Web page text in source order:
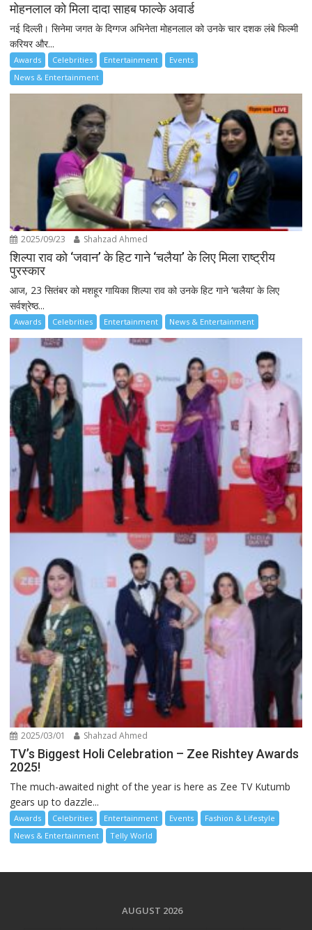
मोहनलाल को मिला दादा साहब फाल्के अवार्ड
नई दिल्ली। सिनेमा जगत के दिग्गज अभिनेता मोहनलाल को उनके चार दशक लंबे फिल्मी
करियर और...
Awards Celebrities Entertainment
Events
News & Entertainment
2025/09/23 Shahzad Ahmed
शिल्पा राव को ‘जवान’ के हिट गाने ‘चलैया’ के लिए मिला राष्ट्रीय
पुरस्कार
आज, 23 सितंबर को मशहूर गायिका शिल्पा राव को उनके हिट गाने ‘चलैया’ के लिए
सर्वश्रेष्ठ...
Awards Celebrities Entertainment News & Entertainment
2025/03/01 Shahzad Ahmed
TV’s Biggest Holi Celebration – Zee Rishtey Awards
2025!
The much-awaited night of the year is here as Zee TV Kutumb
gears up to dazzle...
Awards Celebrities Entertainment Events
Fashion & Lifestyle
News & Entertainment
Telly World
AUGUST 2026